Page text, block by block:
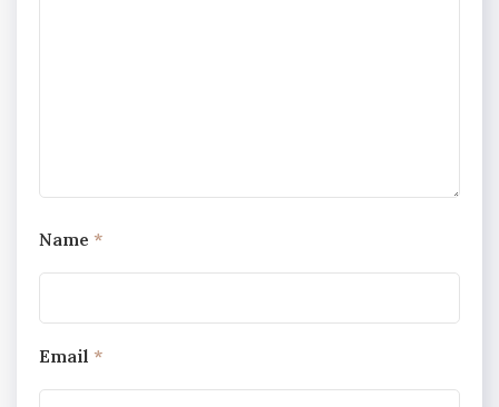
Name *
Email *